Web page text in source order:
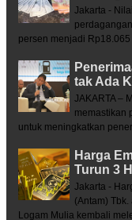
Jakarta -
persen menjadi Rp18.065
tak Ada
JAKARTA –
memastikan
untuk meningkatkan
Harga
Turun 3
Jakarta -
(Antam)
Logam Mulia kembali